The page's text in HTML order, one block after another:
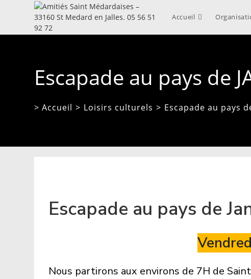
Accueil
Escapade au pays de
> Accueil > Loisirs culturels > Escapade au pays
Escapade au pays de
Nous partirons aux environs de 7H de